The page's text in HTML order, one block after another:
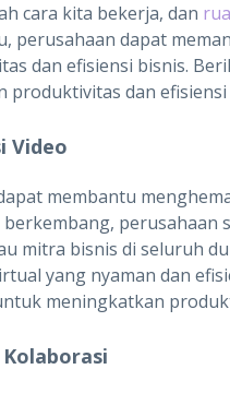
cara kita bekerja, dan
perusahaan dapat
dan efisiensi bisnis.
produktivitas dan
Video
membantu
mitra bisnis di seluruh
yang nyaman dan
meningkatkan